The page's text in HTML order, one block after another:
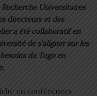
Universitaires
directeurs et des
a été collaboratif en
de s’aligner sur les
du Togo en
en conférences